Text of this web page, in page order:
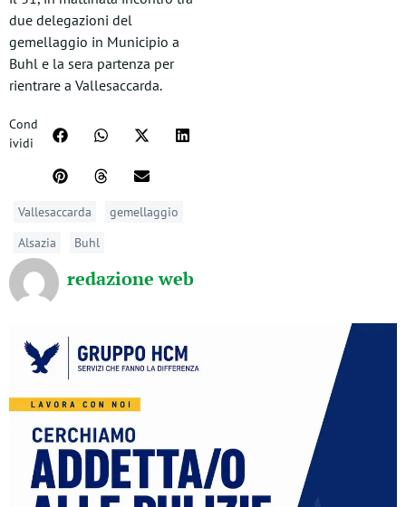
due delegazioni del
gemellaggio in Municipio a
Buhl e la sera partenza per
rientrare a Vallesaccarda.
Cond
ividi
Vallesaccarda
gemellaggio
Alsazia
Buhl
redazione web